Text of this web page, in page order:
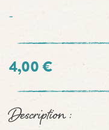
-
4,00 €
Description :